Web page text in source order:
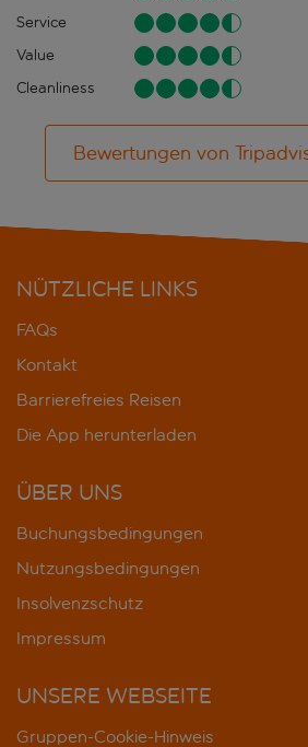
Service
Value
Cleanliness
Bewertungen von
NÜTZLICHE LINKS
FAQs
Kontakt
Barrierefreies Reisen
Die App herunterladen
ÜBER UNS
Buchungsbedingungen
Nutzungsbedingungen
Insolvenzschutz
Impressum
UNSERE WEBSEITE
Gruppen-Cookie-Hinweis